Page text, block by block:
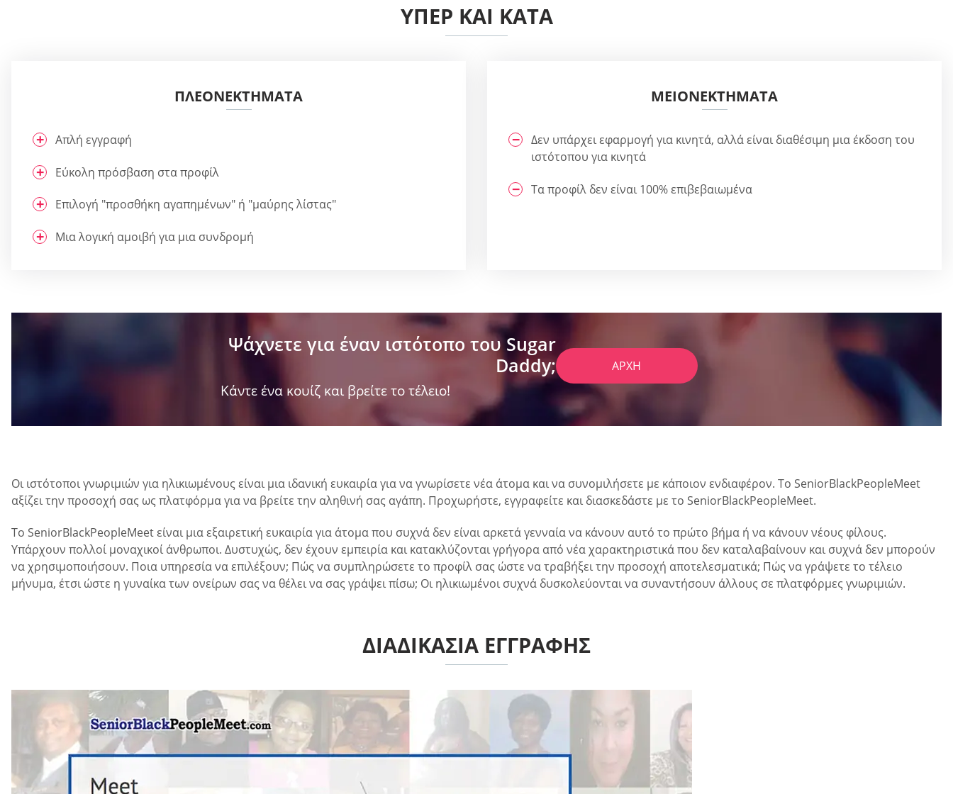
ΥΠΈΡ ΚΑΙ ΚΑΤΆ
ΠΛΕΟΝΕΚΤΉΜΑΤΑ
Απλή εγγραφή
Εύκολη πρόσβαση στα προφίλ
Επιλογή "προσθήκη αγαπημένων" ή "μαύρης λίστας"
Μια λογική αμοιβή για μια συνδρομή
ΜΕΙΟΝΕΚΤΉΜΑΤΑ
Δεν υπάρχει εφαρμογή για κινητά, αλλά είναι διαθέσιμη μια έκδοση του
ιστότοπου για κινητά
Τα προφίλ δεν είναι 100% επιβεβαιωμένα
Ψάχνετε για έναν ιστότοπο του Sugar
Daddy;
Κάντε ένα κουίζ και βρείτε το τέλειο!
ΑΡΧΉ
Οι ιστότοποι γνωριμιών για ηλικιωμένους είναι μια ιδανική ευκαιρία για να γνωρίσετε νέα άτομα και να συνομιλήσετε με κάποιον ενδιαφέρον. Το SeniorBlackPeopleMeet
αξίζει την προσοχή σας ως πλατφόρμα για να βρείτε την αληθινή σας αγάπη. Προχωρήστε, εγγραφείτε και διασκεδάστε με το SeniorBlackPeopleMeet.
Το SeniorBlackPeopleMeet είναι μια εξαιρετική ευκαιρία για άτομα που συχνά δεν είναι αρκετά γενναία να κάνουν αυτό το πρώτο βήμα ή να κάνουν νέους φίλους.
Υπάρχουν πολλοί μοναχικοί άνθρωποι. Δυστυχώς, δεν έχουν εμπειρία και κατακλύζονται γρήγορα από νέα χαρακτηριστικά που δεν καταλαβαίνουν και συχνά δεν μπορούν
να χρησιμοποιήσουν. Ποια υπηρεσία να επιλέξουν; Πώς να συμπληρώσετε το προφίλ σας ώστε να τραβήξει την προσοχή αποτελεσματικά; Πώς να γράψετε το τέλειο
μήνυμα, έτσι ώστε η γυναίκα των ονείρων σας να θέλει να σας γράψει πίσω; Οι ηλικιωμένοι συχνά δυσκολεύονται να συναντήσουν άλλους σε πλατφόρμες γνωριμιών.
ΔΙΑΔΙΚΑΣΊΑ ΕΓΓΡΑΦΉΣ